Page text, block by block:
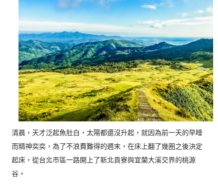
清晨，天才泛起魚肚白，太陽都還沒升起，就因為前一天的早睡
而精神奕奕，為了不浪費難得的週末，在床上翻了幾圈之後決定
起床，從台北市區一路開上了新北貢寮與宜蘭大溪交界的桃源
谷。